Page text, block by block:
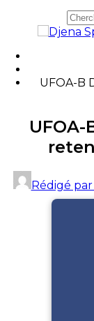
UFOA-B
UFOA-
Rédigé par